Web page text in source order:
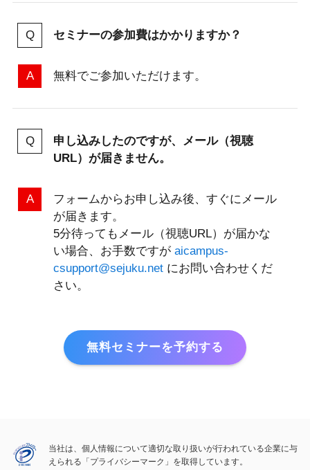
セミナーの参加費はかかりますか？
無料でご参加いただけます。
申し込みしたのですが、メール（視聴
URL）が届きません。
フォームからお申し込み後、すぐにメール
が届きます。
5分待ってもメール（視聴URL）が届かな
い場合、お手数ですがaicampus-
csupport@sejuku.net にお問い合わせくだ
さい。
無料セミナーを予約する
当社は、個人情報について適切な取り扱いが行われている企業に与
えられる「プライバシーマーク」を取得しています。